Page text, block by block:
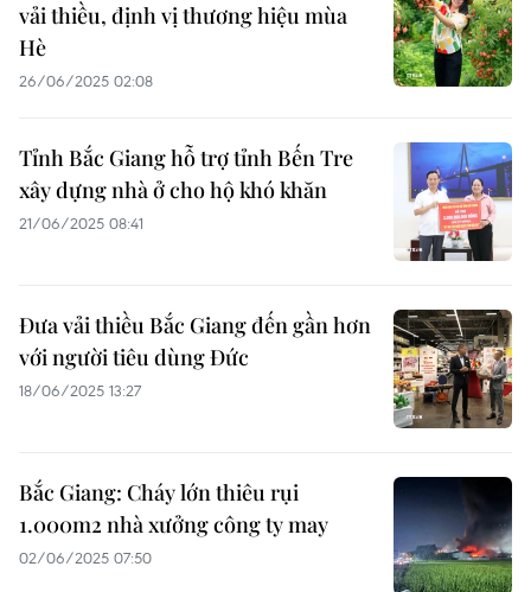
vải thiều, định vị thương hiệu mùa
Hè
26/06/2025 02:08
Tỉnh Bắc Giang hỗ trợ tỉnh Bến Tre
xây dựng nhà ở cho hộ khó khăn
21/06/2025 08:41
Đưa vải thiều Bắc Giang đến gần hơn
với người tiêu dùng Đức
18/06/2025 13:27
Bắc Giang: Cháy lớn thiêu rụi
1.000m2 nhà xưởng công ty may
02/06/2025 07:50